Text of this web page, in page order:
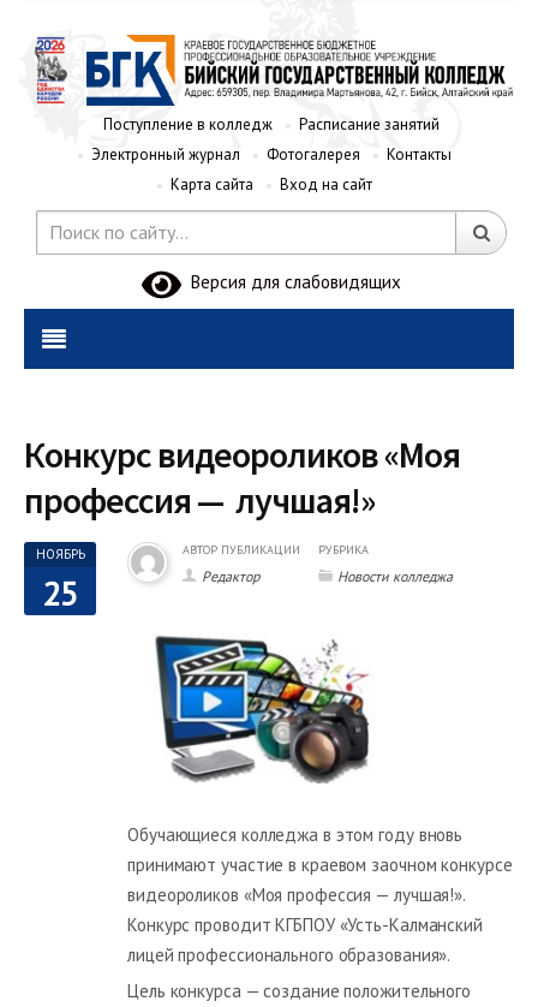
Поступление в колледж
Расписание занятий
Электронный журнал
Фотогалерея
Контакты
Карта сайта
Вход на сайт
Версия для слабовидящих
Конкурс видеороликов «Моя
профессия — лучшая!»
НОЯБРЬ
25
АВТОР ПУБЛИКАЦИИ
Редактор
РУБРИКА
Новости колледжа
Обучающиеся колледжа в этом году вновь
принимают участие в краевом заочном конкурсе
видеороликов «Моя профессия — лучшая!».
Конкурс проводит КГБПОУ «Усть-Калманский
лицей профессионального образования».
Цель конкурса — создание положительного